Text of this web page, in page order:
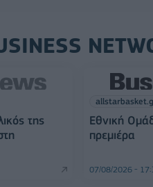
της
Εθνική
πρεμιέρα
07/08/2026 -